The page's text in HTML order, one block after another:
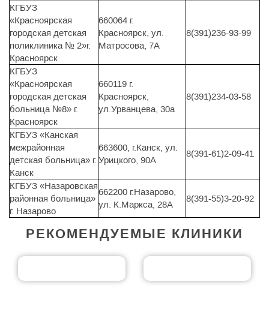
КГБУЗ
«Красноярская
городская детская
поликлиника № 2»г.
Красноярск
660064 г.
Красноярск, ул.
Матросова, 7А
8(391)236-93-99
КГБУЗ
«Красноярская
городская детская
больница №8» г.
Красноярск
660119 г.
Красноярск,
ул.Урванцева, 30а
8(391)234-03-58
КГБУЗ «Канская
межрайонная
детская больница» г.
Канск
663600, г.Канск, ул.
Урицкого, 90А
8(391-61)2-09-41
КГБУЗ «Назаровская
районная больница»
г. Назарово
662200 г.Назарово,
ул. К.Маркса, 28А
8(391-55)3-20-92
РЕКОМЕНДУЕМЫЕ КЛИНИКИ